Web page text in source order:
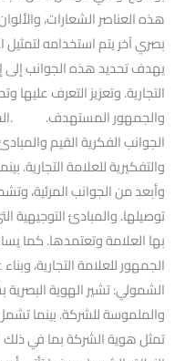
هذه العناصر الشعارات،
بصري آخر يتم استخدامه لتمثيل
يهدف تحديد هذه الجوانب إلى
التجارية. وتعزيز التعرف
والجمهور المستهدف.
الجوانب الفكرية القيم
والتفكيرية للعلامة
وأبعد من الجوانب المرئية،
توصيلها. والمبادئ التوجيهية
بها العلامة وتعتمدها. كما
الجمهور للعلامة التجارية،
الشمولي: تشير الهوية
والملموسة للشركة. بينما تشمل
تمثل هوية الشركة بما في